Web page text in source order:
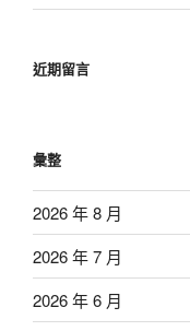
近期留言
彙整
2026 年 8 月
2026 年 7 月
2026 年 6 月